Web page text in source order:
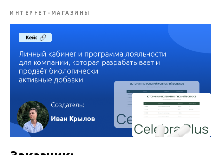
ИНТЕРНЕТ-МАГАЗИНЫ